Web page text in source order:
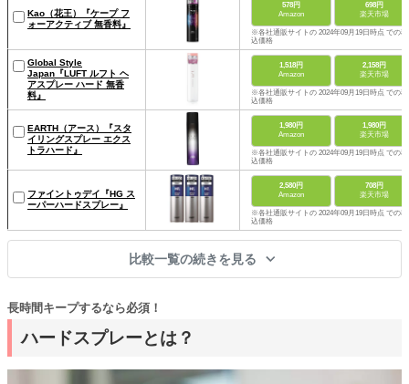
Kao（花王）『ケープ フ
ォーアクティブ 無香料』
578円
Amazon
698円
楽天市場
※各社通販サイトの 2024年09月19日時点 での税
込価格
Global Style
Japan『LUFT ルフト ヘ
アスプレー ハード 無香
料』
1,518円
Amazon
2,158円
楽天市場
※各社通販サイトの 2024年09月19日時点 での税
込価格
EARTH（アース）『スタ
イリングスプレー エクス
トラハード』
1,980円
Amazon
1,980円
楽天市場
※各社通販サイトの 2024年09月19日時点 での税
込価格
ファイントゥデイ『HG ス
ーパーハードスプレー』
2,580円
Amazon
708円
楽天市場
※各社通販サイトの 2024年09月19日時点 での税
込価格
比較一覧の続きを見る
ハードスプレーとは？
長時間キープするなら必須！